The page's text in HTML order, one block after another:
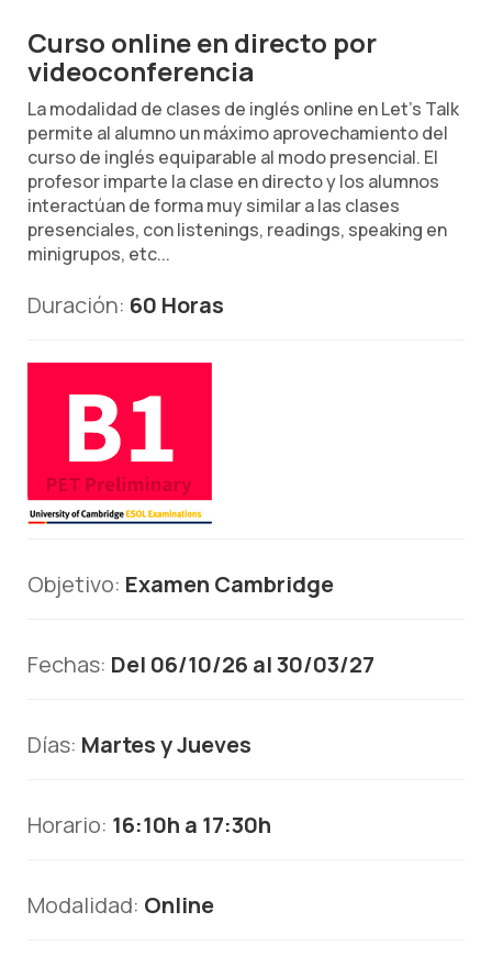
Curso online en directo por
videoconferencia
La modalidad de clases de inglés online en Let's Talk
permite al alumno un máximo aprovechamiento del
curso de inglés equiparable al modo presencial. El
profesor imparte la clase en directo y los alumnos
interactúan de forma muy similar a las clases
presenciales, con listenings, readings, speaking en
minigrupos, etc...
Duración: 60 Horas
Objetivo: Examen Cambridge
Fechas: Del 06/10/26 al 30/03/27
Días: Martes y Jueves
Horario: 16:10h a 17:30h
Modalidad: Online